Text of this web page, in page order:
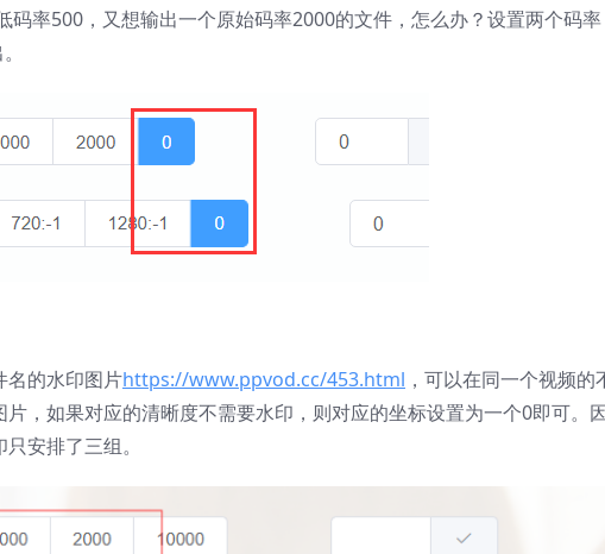
码率500，又想输出一个原始码率2000的文件，怎么办？设置两个码率
名的水印图片https://www.ppvod.cc/453.html ，可以在同一个视频的
，如果对应的清晰度不需要水印，则对应的坐标设置为一个0即可。
安排了三组。